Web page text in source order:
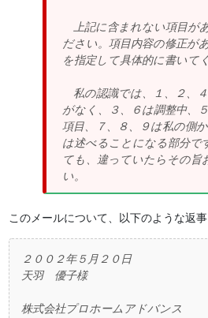
上記に含まれない項目が
ださい。項目内容の修正が
を指定して具体的に書いて
私の認識では、１、２、
がなく、３、６は調整中、
項目、７、８、９は私の側
は述べることになる部分で
ても、違っていたらその旨
い。
このメールについて、以下のような返事
２００２年５月２０日
天羽 優子様
株式会社プロホームアドバンス